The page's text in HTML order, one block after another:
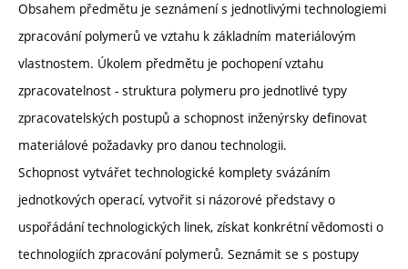
Obsahem předmětu je seznámení s jednotlivými technologiemi
zpracování polymerů ve vztahu k základním materiálovým
vlastnostem. Úkolem předmětu je pochopení vztahu
zpracovatelnost - struktura polymeru pro jednotlivé typy
zpracovatelských postupů a schopnost inženýrsky definovat
materiálové požadavky pro danou technologii.
Schopnost vytvářet technologické komplety svázáním
jednotkových operací, vytvořit si názorové představy o
uspořádání technologických linek, získat konkrétní vědomosti o
technologiích zpracování polymerů. Seznámit se s postupy